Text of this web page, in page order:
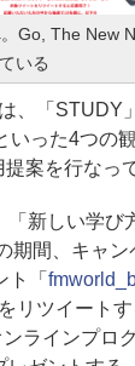
。Go, The New
いる
、「STUDY
いった4つの
案を行なっ
新しい学び
期間、キャン
「
リツイート
ラインプロ